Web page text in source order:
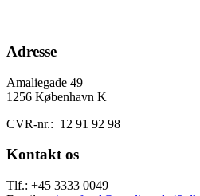
Adresse
Amaliegade 49
1256 København K
CVR-nr.: 12 91 92 98
Kontakt os
Tlf.: +45 3333 0049